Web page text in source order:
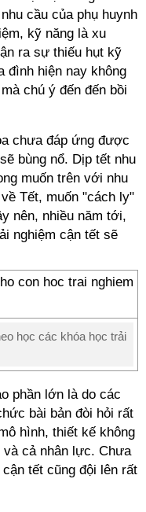
cầu của phụ huynh
kỹ năng là xu
ra sự thiếu hụt kỹ
đình hiện nay không
chú ý đến đến bồi
chưa đáp ứng được
bùng nổ. Dịp tết nhu
muốn trên với nhu
Tết, muốn "cách ly"
nên, nhiều năm tới,
nghiệm cận tết sẽ
học các khóa học trải
phần lớn là do các
bài bản đòi hỏi rất
hình, thiết kế không
cả nhân lực. Chưa
tết cũng đội lên rất